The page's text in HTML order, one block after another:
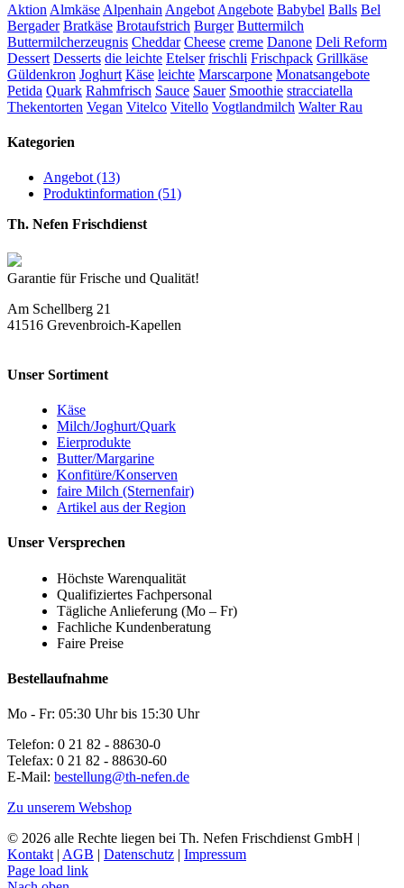
Aktion Almkäse Alpenhain Angebot Angebote Babybel Balls Bel
Bergader Bratkäse Brotaufstrich Burger Buttermilch
Buttermilcherzeugnis Cheddar Cheese creme Danone Deli Reform
Dessert Desserts die leichte Etelser frischli Frischpack Grillkäse
Güldenkron Joghurt Käse leichte Marscarpone Monatsangebote
Petida Quark Rahmfrisch Sauce Sauer Smoothie stracciatella
Thekentorten Vegan Vitelco Vitello Vogtlandmilch Walter Rau
Kategorien
Angebot (13)
Produktinformation (51)
Th. Nefen Frischdienst
Garantie für Frische und Qualität!
Am Schellberg 21
41516 Grevenbroich-Kapellen
Unser Sortiment
Käse
Milch/Joghurt/Quark
Eierprodukte
Butter/Margarine
Konfitüre/Konserven
faire Milch (Sternenfair)
Artikel aus der Region
Unser Versprechen
Höchste Warenqualität
Qualifiziertes Fachpersonal
Tägliche Anlieferung (Mo – Fr)
Fachliche Kundenberatung
Faire Preise
Bestellaufnahme
Mo - Fr: 05:30 Uhr bis 15:30 Uhr
Telefon: 0 21 82 - 88630-0
Telefax: 0 21 82 - 88630-60
E-Mail: bestellung@th-nefen.de
Zu unserem Webshop
© 2026 alle Rechte liegen bei Th. Nefen Frischdienst GmbH |
Kontakt | AGB | Datenschutz | Impressum
Page load link